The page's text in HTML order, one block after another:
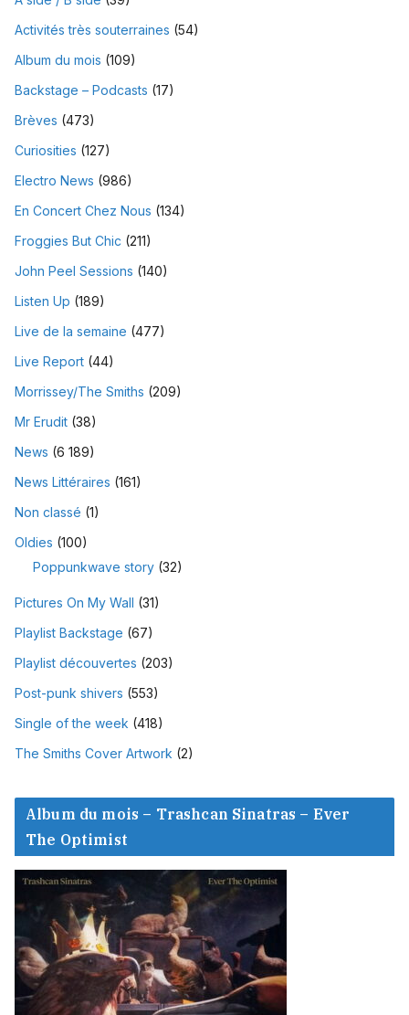
Activités très souterraines (54)
Album du mois (109)
Backstage – Podcasts (17)
Brèves (473)
Curiosities (127)
Electro News (986)
En Concert Chez Nous (134)
Froggies But Chic (211)
John Peel Sessions (140)
Listen Up (189)
Live de la semaine (477)
Live Report (44)
Morrissey/The Smiths (209)
Mr Erudit (38)
News (6 189)
News Littéraires (161)
Non classé (1)
Oldies (100)
Poppunkwave story (32)
Pictures On My Wall (31)
Playlist Backstage (67)
Playlist découvertes (203)
Post-punk shivers (553)
Single of the week (418)
The Smiths Cover Artwork (2)
Album du mois – Trashcan Sinatras – Ever
The Optimist